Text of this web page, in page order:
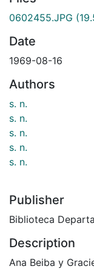
0602455.JPG
Date
1969-08-16
Authors
s. n.
s. n.
s. n.
s. n.
s. n.
Publisher
Biblioteca
Description
Ana Beiba y